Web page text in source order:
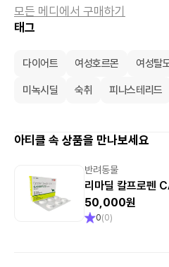
태그
다이어트 여성호르몬 여성탈
미녹시딜 숙취 피나스테리드
아티클 속 상품을 만나보세요
반려동물
리마딜 칼프로펜
50,000원
0(0)
모든 메디에서 구매하기